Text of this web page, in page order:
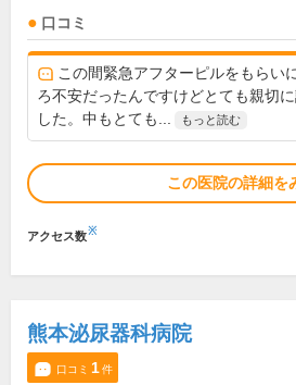
口コミ
この間緊急アフターピルをもらい
ろ不安だったんですけどとても親切
した。中もとても...
もっと読む
この医院の詳細を
アクセス数※
熊本泌尿器科病院
口コミ 1件